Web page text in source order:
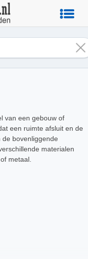
van een gebouw of
een ruimte afsluit en de
bovenliggende
materialen
metaal.